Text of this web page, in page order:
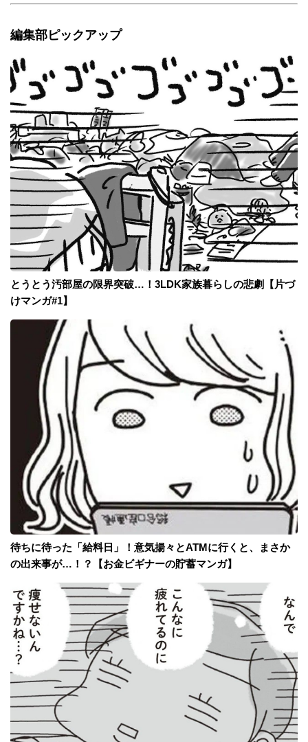
編集部ピックアップ
とうとう汚部屋の限界突破…！3LDK家族暮らしの悲劇【片づ
けマンガ#1】
待ちに待った「給料日」！意気揚々とATMに行くと、まさか
の出来事が…！？【お金ビギナーの貯蓄マンガ】